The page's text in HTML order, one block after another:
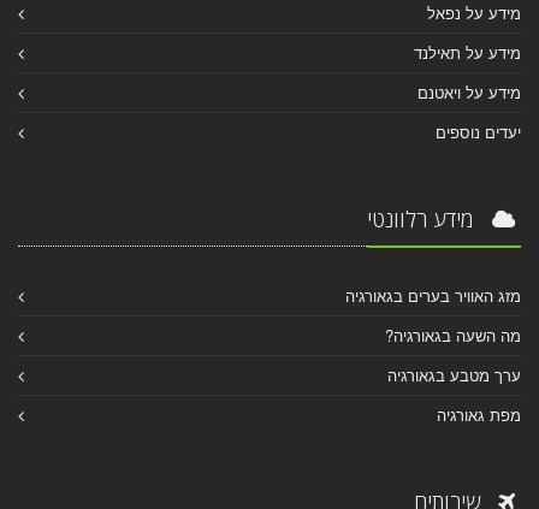
מידע על נפאל
מידע על תאילנד
מידע על ויאטנם
יעדים נוספים
מידע רלוונטי
מזג האוויר בערים בגאורגיה
מה השעה בגאורגיה?
ערך מטבע בגאורגיה
מפת גאורגיה
שירותים